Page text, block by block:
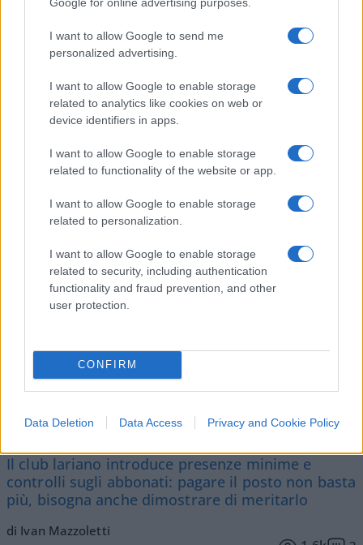
I want to allow Google to send me
personalized advertising.
I want to allow Google to enable storage
related to analytics like cookies on web or
device identifiers in apps.
I want to allow Google to enable storage
related to functionality of the website or app.
I want to allow Google to enable storage
related to personalization.
I want to allow Google to enable storage
related to security, including authentication
functionality and fraud prevention, and other
user protection.
CONFIRM
Data Deletion Data Access Privacy and Cookie Policy
#POLITICAMENTE CORRETTO
44
SEDUTE SATIRICHE
Vignetta del 04/08/2026
Vai all'archivio delle vignette
Il Como e l’assurda pretesa di
controllare chi ha già pagato
Il club lariano introduce presenze minime e
controlli sugli abbonati: pagare il posto non basta
più, bisogna anche dimostrare di meritarlo
di Ivan Mazzoletti